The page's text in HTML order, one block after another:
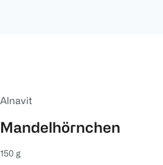
Alnavit
Mandelhörnchen
150 g